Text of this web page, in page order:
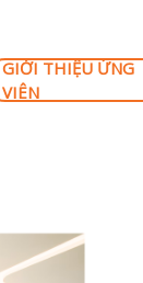
GIỚI THIỆU ỨNG
VIÊN